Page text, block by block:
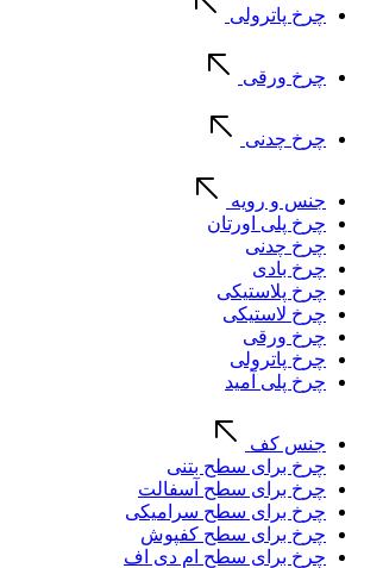
چرخ پاترولی
چرخ ورقی
چرخ چدنی
جنس و رویه
چرخ پلی اورتان
چرخ چدنی
چرخ بادی
چرخ پلاستیکی
چرخ لاستیکی
چرخ ورقی
چرخ پاترولی
چرخ پلی آمید
جنس کف
چرخ برای سطح بتنی
چرخ برای سطح آسفالت
چرخ برای سطح سرامیکی
چرخ برای سطح کفپوش
چرخ برای سطح ام دی اف